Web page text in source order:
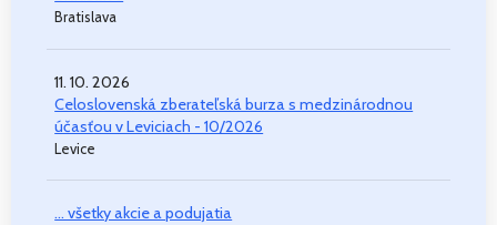
Bratislava
11. 10. 2026
Celoslovenská zberateľská burza s medzinárodnou
účasťou v Leviciach - 10/2026
Levice
... všetky akcie a podujatia